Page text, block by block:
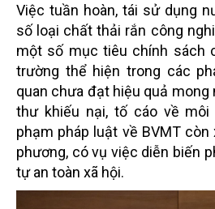
Việc tuần hoàn, tái sử dụng
số loại chất thải rắn công
một số mục tiêu chính sách
trường thể hiện trong các
quan chưa đạt hiệu quả
thư khiếu nại, tố cáo về môi
phạm pháp luật về BVMT
phương, có vụ việc diễn biến
tự an toàn xã hội.